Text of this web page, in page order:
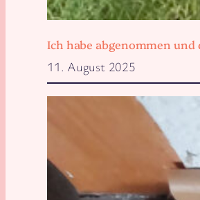
Ich habe abgenommen und
11. August 2025